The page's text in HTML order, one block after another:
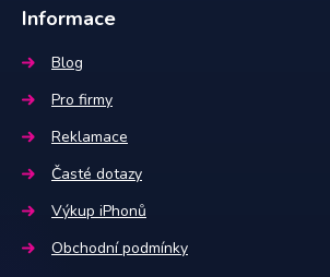
Informace
Blog
Pro firmy
Reklamace
Časté dotazy
Výkup iPhonů
Obchodní podmínky